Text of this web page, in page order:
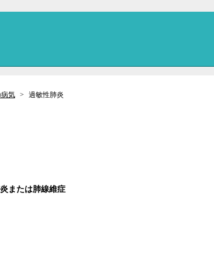
気 過敏性肺炎
または肺線維症